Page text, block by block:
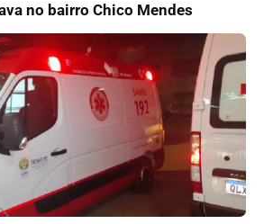
no bairro Chico Mendes